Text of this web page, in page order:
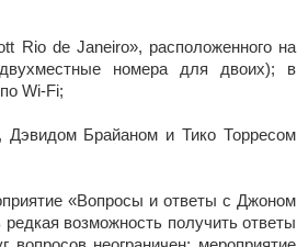
Rio de Janeiro», расположенного на
номера для двоих); в
Wi-Fi;
Брайаном и Тико Торресом
«Вопросы и ответы с Джоном
возможность получить ответы